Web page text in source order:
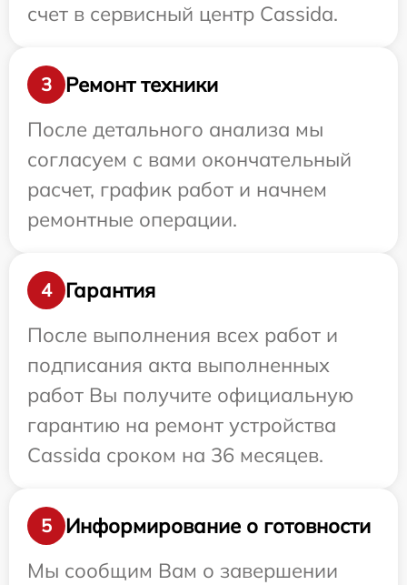
счет в сервисный центр Cassida.
3
Ремонт техники
После детального анализа мы
согласуем с вами окончательный
расчет, график работ и начнем
ремонтные операции.
4
Гарантия
После выполнения всех работ и
подписания акта выполненных
работ Вы получите официальную
гарантию на ремонт устройства
Cassida сроком на 36 месяцев.
5
Информирование о готовности
Мы сообщим Вам о завершении